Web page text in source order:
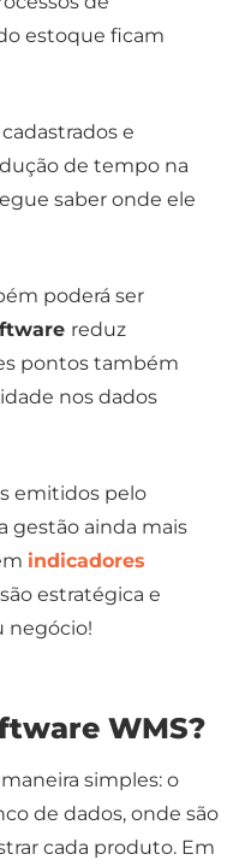
estoque ficam
e
de tempo na
saber onde ele
poderá ser
reduz
pontos também
nos dados
emitidos pelo
gestão ainda mais
indicadores
estratégica e
negócio!
WMS?
simples: o
de dados, onde são
cada produto. Em